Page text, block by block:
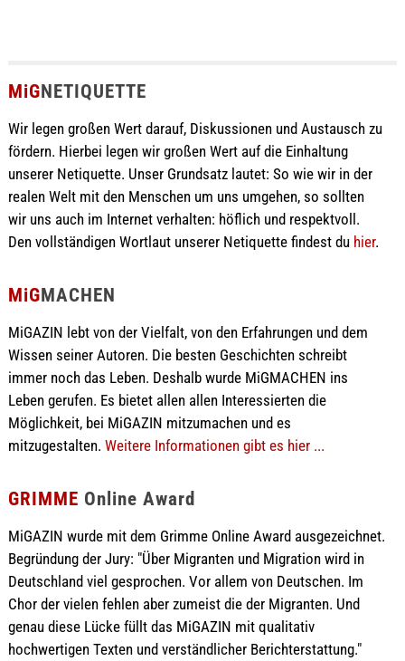
MiGNETIQUETTE
Wir legen großen Wert darauf, Diskussionen und Austausch zu
fördern. Hierbei legen wir großen Wert auf die Einhaltung
unserer Netiquette. Unser Grundsatz lautet: So wie wir in der
realen Welt mit den Menschen um uns umgehen, so sollten
wir uns auch im Internet verhalten: höflich und respektvoll.
Den vollständigen Wortlaut unserer Netiquette findest du hier.
MiGMACHEN
MiGAZIN lebt von der Vielfalt, von den Erfahrungen und dem
Wissen seiner Autoren. Die besten Geschichten schreibt
immer noch das Leben. Deshalb wurde MiGMACHEN ins
Leben gerufen. Es bietet allen allen Interessierten die
Möglichkeit, bei MiGAZIN mitzumachen und es
mitzugestalten. Weitere Informationen gibt es hier ...
GRIMME Online Award
MiGAZIN wurde mit dem Grimme Online Award ausgezeichnet.
Begründung der Jury: "Über Migranten und Migration wird in
Deutschland viel gesprochen. Vor allem von Deutschen. Im
Chor der vielen fehlen aber zumeist die der Migranten. Und
genau diese Lücke füllt das MiGAZIN mit qualitativ
hochwertigen Texten und verständlicher Berichterstattung."